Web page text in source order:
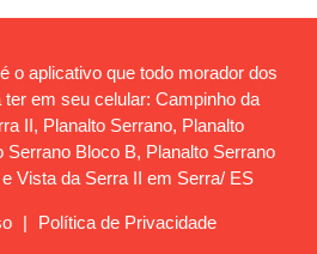
o aplicativo que todo morador dos
em seu celular: Campinho da
II, Planalto Serrano, Planalto
Serrano Bloco B, Planalto Serrano
Vista da Serra II em Serra/ ES
| Política de Privacidade